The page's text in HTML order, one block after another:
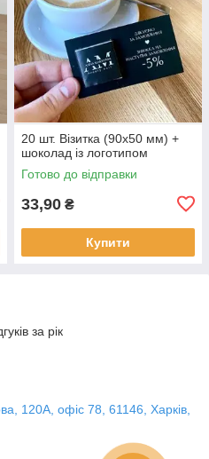
20 шт. Візитка (90х50 мм) +
шоколад із логотипом
Готово до відправки
33,90 ₴
Купити
за рік
120А, офіс 78, 61146, Харків,